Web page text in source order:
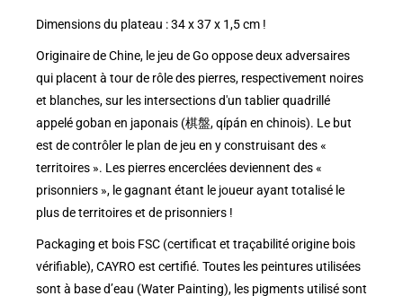
Dimensions du plateau : 34 x 37 x 1,5 cm !
Originaire de Chine, le jeu de Go oppose deux adversaires
qui placent à tour de rôle des pierres, respectivement noires
et blanches, sur les intersections d'un tablier quadrillé
appelé goban en japonais (棋盤, qípán en chinois). Le but
est de contrôler le plan de jeu en y construisant des «
territoires ». Les pierres encerclées deviennent des «
prisonniers », le gagnant étant le joueur ayant totalisé le
plus de territoires et de prisonniers !
Packaging et bois FSC (certificat et traçabilité origine bois
vérifiable), CAYRO est certifié. Toutes les peintures utilisées
sont à base d’eau (Water Painting), les pigments utilisé sont